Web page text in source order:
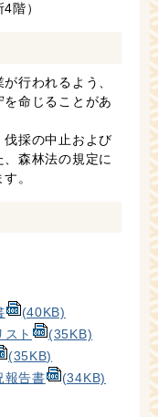
階）
行われるよう、
命じることがあ
採の中止および
森林法の規定に
。
(40KB)
ト
(35KB)
(35KB)
報告書
(34KB)